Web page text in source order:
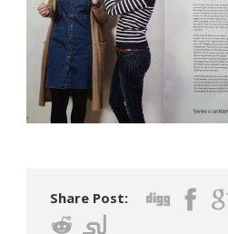
Share Post: